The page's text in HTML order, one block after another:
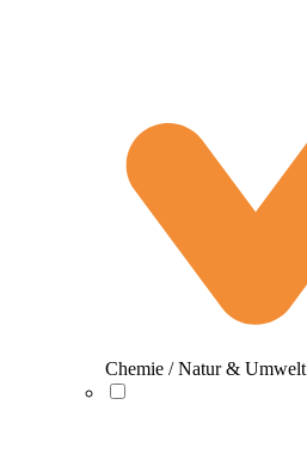
Chemie / Natur & Umwelt